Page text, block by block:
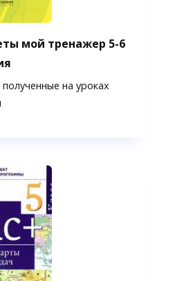
мой тренажер 5-6
на уроках